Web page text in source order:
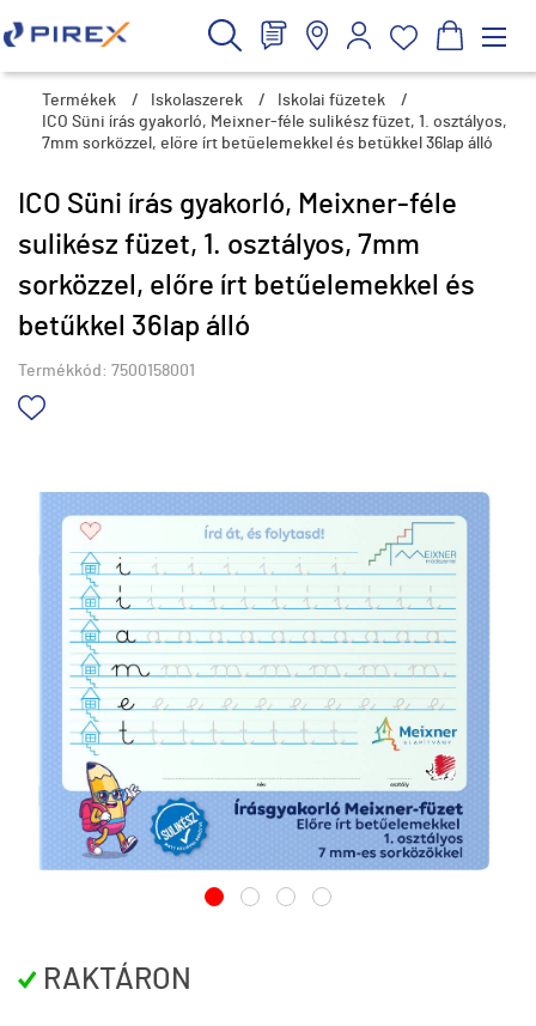
Termékek / Iskolaszerek / Iskolai füzetek
/
ICO Süni írás gyakorló, Meixner-féle sulikész füzet, 1. osztályos,
7mm sorközzel, előre írt betűelemekkel és betűkkel 36lap álló
ICO Süni írás gyakorló, Meixner-féle
sulikész füzet, 1. osztályos, 7mm
sorközzel, előre írt betűelemekkel és
betűkkel 36lap álló
Termékkód: 7500158001
RAKTÁRON